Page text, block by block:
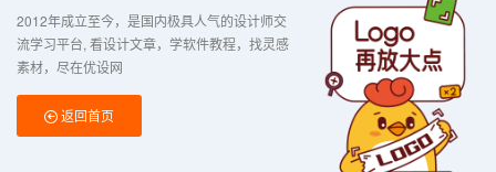
2012年成立至今，是国内极具人气的设计师交
流学习平台 看设计文章，学软件教程，找灵感
素材，尽在优设网
返回首页